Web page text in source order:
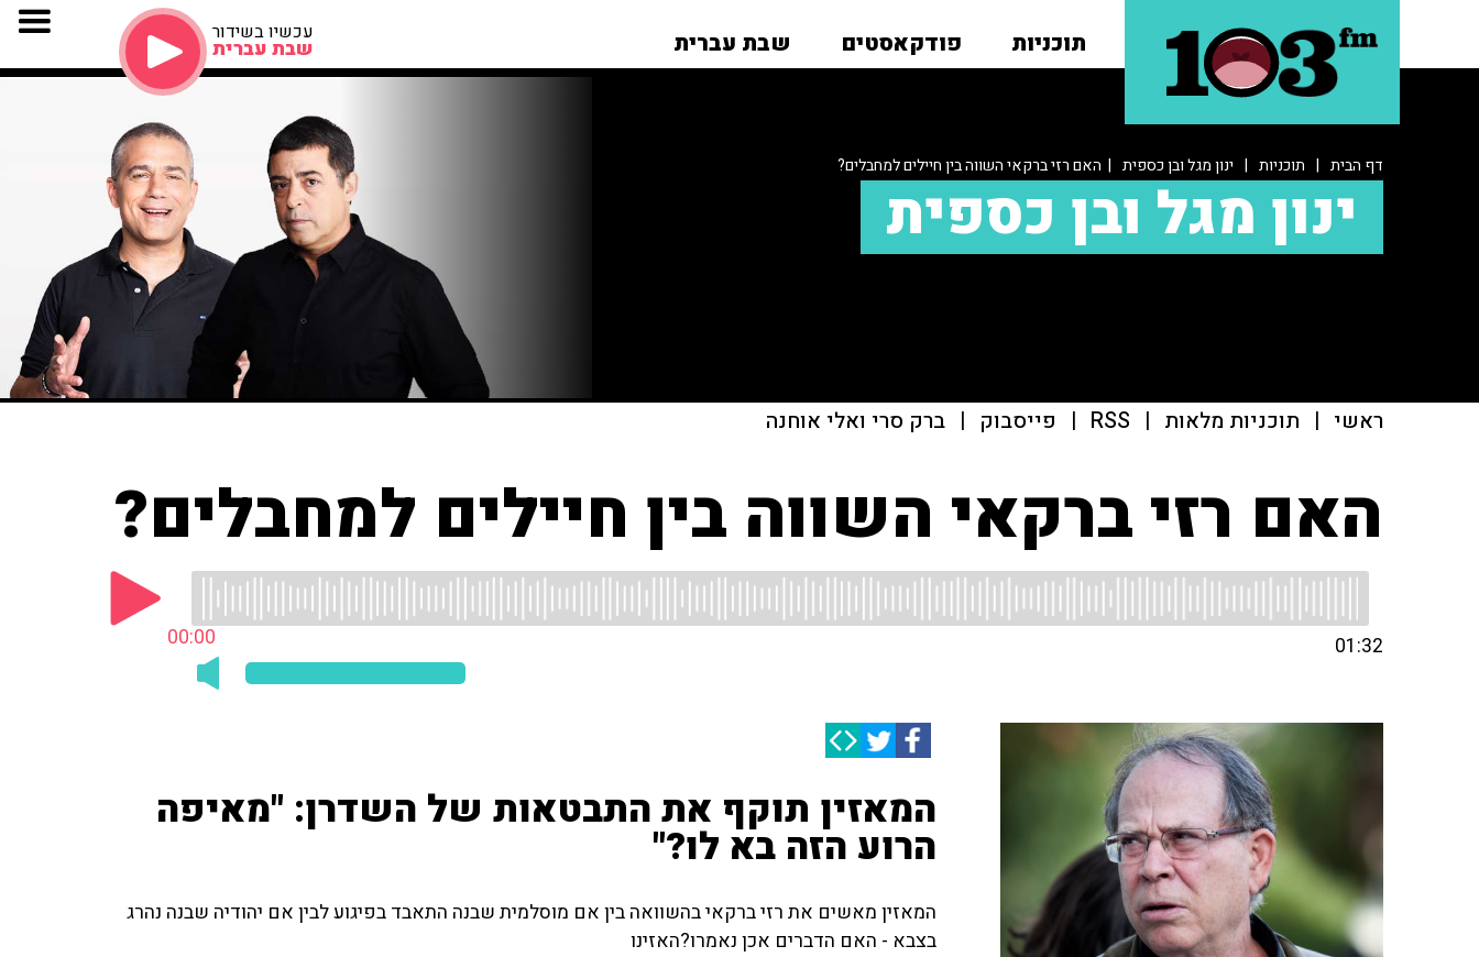
תוכניות פודקאסטים שבת עברית עכשיו בשידור
שבת עברית
דף הבית | תוכניות | ינון מגל ובן כספית | האם רזי ברקאי השווה בין חיילים למחבלים?
ינון מגל ובן כספית
ראשי | תוכניות מלאות |
RSS
| פייסבוק | ברק סרי ואלי אוחנה
האם רזי ברקאי השווה בין חיילים למחבלים?
00:00 01:32
המאזין תוקף את התבטאות של השדרן: "מאיפה
הרוע הזה בא לו?"
המאזין מאשים את רזי ברקאי בהשוואה בין אם מוסלמית שבנה התאבד בפיגוע לבין אם יהודיה שבנה נהרג
בצבא - האם הדברים אכן נאמרו?האזינו